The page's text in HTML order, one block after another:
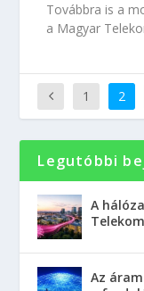
Továbbra is a
a Magyar
1 2
Legutóbbi
A
Az